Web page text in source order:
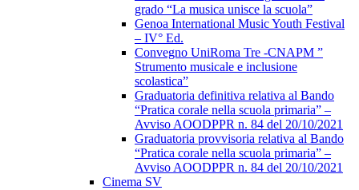
grado “La musica unisce la scuola”
Genoa International Music Youth Festival
– IV° Ed.
Convegno UniRoma Tre -CNAPM ”
Strumento musicale e inclusione
scolastica”
Graduatoria definitiva relativa al Bando
“Pratica corale nella scuola primaria” –
Avviso AOODPPR n. 84 del 20/10/2021
Graduatoria provvisoria relativa al Bando
“Pratica corale nella scuola primaria” –
Avviso AOODPPR n. 84 del 20/10/2021
Cinema SV